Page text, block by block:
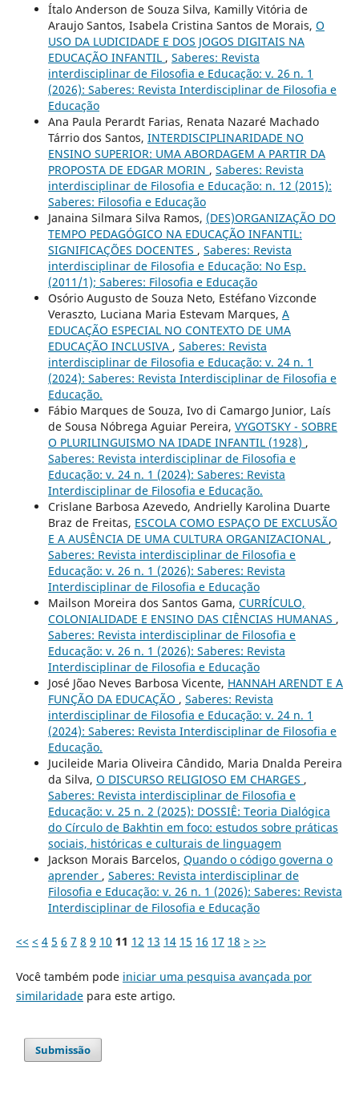
Ítalo Anderson de Souza Silva, Kamilly Vitória de
Araujo Santos, Isabela Cristina Santos de Morais, O
USO DA LUDICIDADE E DOS JOGOS DIGITAIS NA
EDUCAÇÃO INFANTIL , Saberes: Revista
interdisciplinar de Filosofia e Educação: v. 26 n. 1
(2026): Saberes: Revista Interdisciplinar de Filosofia e
Educação
Ana Paula Perardt Farias, Renata Nazaré Machado
Tárrio dos Santos, INTERDISCIPLINARIDADE NO
ENSINO SUPERIOR: UMA ABORDAGEM A PARTIR DA
PROPOSTA DE EDGAR MORIN , Saberes: Revista
interdisciplinar de Filosofia e Educação: n. 12 (2015):
Saberes: Filosofia e Educação
Janaina Silmara Silva Ramos, (DES)ORGANIZAÇÃO DO
TEMPO PEDAGÓGICO NA EDUCAÇÃO INFANTIL:
SIGNIFICAÇÕES DOCENTES , Saberes: Revista
interdisciplinar de Filosofia e Educação: No Esp.
(2011/1); Saberes: Filosofia e Educação
Osório Augusto de Souza Neto, Estéfano Vizconde
Veraszto, Luciana Maria Estevam Marques, A
EDUCAÇÃO ESPECIAL NO CONTEXTO DE UMA
EDUCAÇÃO INCLUSIVA , Saberes: Revista
interdisciplinar de Filosofia e Educação: v. 24 n. 1
(2024): Saberes: Revista Interdisciplinar de Filosofia e
Educação.
Fábio Marques de Souza, Ivo di Camargo Junior, Laís
de Sousa Nóbrega Aguiar Pereira, VYGOTSKY - SOBRE
O PLURILINGUISMO NA IDADE INFANTIL (1928) ,
Saberes: Revista interdisciplinar de Filosofia e
Educação: v. 24 n. 1 (2024): Saberes: Revista
Interdisciplinar de Filosofia e Educação.
Crislane Barbosa Azevedo, Andrielly Karolina Duarte
Braz de Freitas, ESCOLA COMO ESPAÇO DE EXCLUSÃO
E A AUSÊNCIA DE UMA CULTURA ORGANIZACIONAL ,
Saberes: Revista interdisciplinar de Filosofia e
Educação: v. 26 n. 1 (2026): Saberes: Revista
Interdisciplinar de Filosofia e Educação
Mailson Moreira dos Santos Gama, CURRÍCULO,
COLONIALIDADE E ENSINO DAS CIÊNCIAS HUMANAS ,
Saberes: Revista interdisciplinar de Filosofia e
Educação: v. 26 n. 1 (2026): Saberes: Revista
Interdisciplinar de Filosofia e Educação
José Jõao Neves Barbosa Vicente, HANNAH ARENDT E A
FUNÇÃO DA EDUCAÇÃO , Saberes: Revista
interdisciplinar de Filosofia e Educação: v. 24 n. 1
(2024): Saberes: Revista Interdisciplinar de Filosofia e
Educação.
Jucileide Maria Oliveira Cândido, Maria Dnalda Pereira
da Silva, O DISCURSO RELIGIOSO EM CHARGES ,
Saberes: Revista interdisciplinar de Filosofia e
Educação: v. 25 n. 2 (2025): DOSSIÊ: Teoria Dialógica
do Círculo de Bakhtin em foco: estudos sobre práticas
sociais, históricas e culturais de linguagem
Jackson Morais Barcelos, Quando o código governa o
aprender , Saberes: Revista interdisciplinar de
Filosofia e Educação: v. 26 n. 1 (2026): Saberes: Revista
Interdisciplinar de Filosofia e Educação
<< < 4 5 6 7 8 9 10 11 12 13 14 15 16 17 18 > >>
Você também pode iniciar uma pesquisa avançada por
similaridadepara este artigo.
Submissão